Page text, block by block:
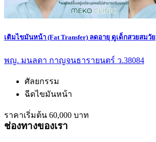
เติมไขมันหน้า (Fat Transfer) ลดอายุ ดูเด็กสวยสมวัย
พญ. มนลดา กาญจนธารายนตร์ ว.38084
ศัลยกรรม
ฉีดไขมันหน้า
ราคาเริ่มต้น 60,000 บาท
ช่องทางของเรา